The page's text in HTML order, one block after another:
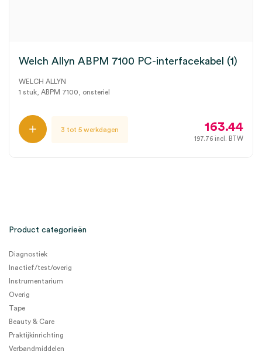
Welch Allyn ABPM 7100 PC-interfacekabel (1)
WELCH ALLYN
1 stuk, ABPM 7100, onsteriel
3 tot 5 werkdagen 163.44
197.76 incl. BTW
Product categorieën
Diagnostiek
Inactief/test/overig
Instrumentarium
Overig
Tape
Beauty & Care
Praktijkinrichting
Verbandmiddelen